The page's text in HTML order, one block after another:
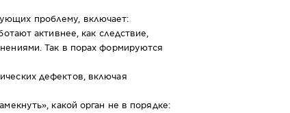
проблему, включает:
активнее, как следствие,
Так в порах формируются
дефектов, включая
какой орган не в порядке: